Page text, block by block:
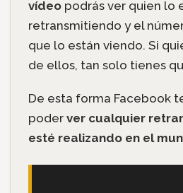
vídeopodrás ver quien lo
retransmitiendo y el
que lo están viendo. Si
de ellos, tan solo tienes
De esta forma Facebook
poder ver cualquier
esté realizando en el